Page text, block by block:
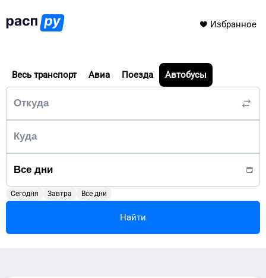
Избранное
Весь транспорт Авиа Поезда Автобусы
Сегодня Завтра Все дни
Найти